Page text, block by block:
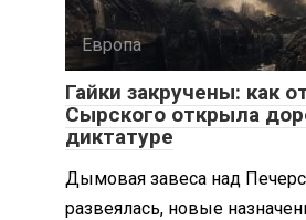
Европа
Гайки закручены: как
Сырского открыла
диктатуре
Дымовая завеса над
развеялась, новые